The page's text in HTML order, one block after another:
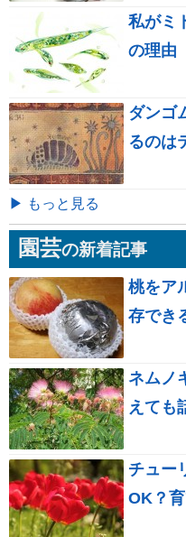
私がミ
の理由
ダンゴ
るのは
▶ もっと見る
園芸の新着記事
桃をア
存でき
ネムノ
えても
チュー
OK？